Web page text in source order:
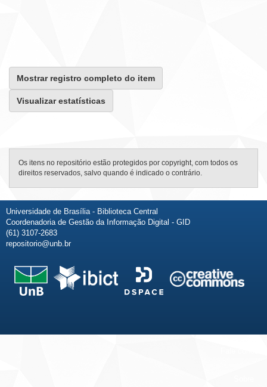
Mostrar registro completo do item
Visualizar estatísticas
Os itens no repositório estão protegidos por copyright, com todos os
direitos reservados, salvo quando é indicado o contrário.
Universidade de Brasília - Biblioteca Central
Coordenadoria de Gestão da Informação Digital - GID
(61) 3107-2683
repositorio@unb.br